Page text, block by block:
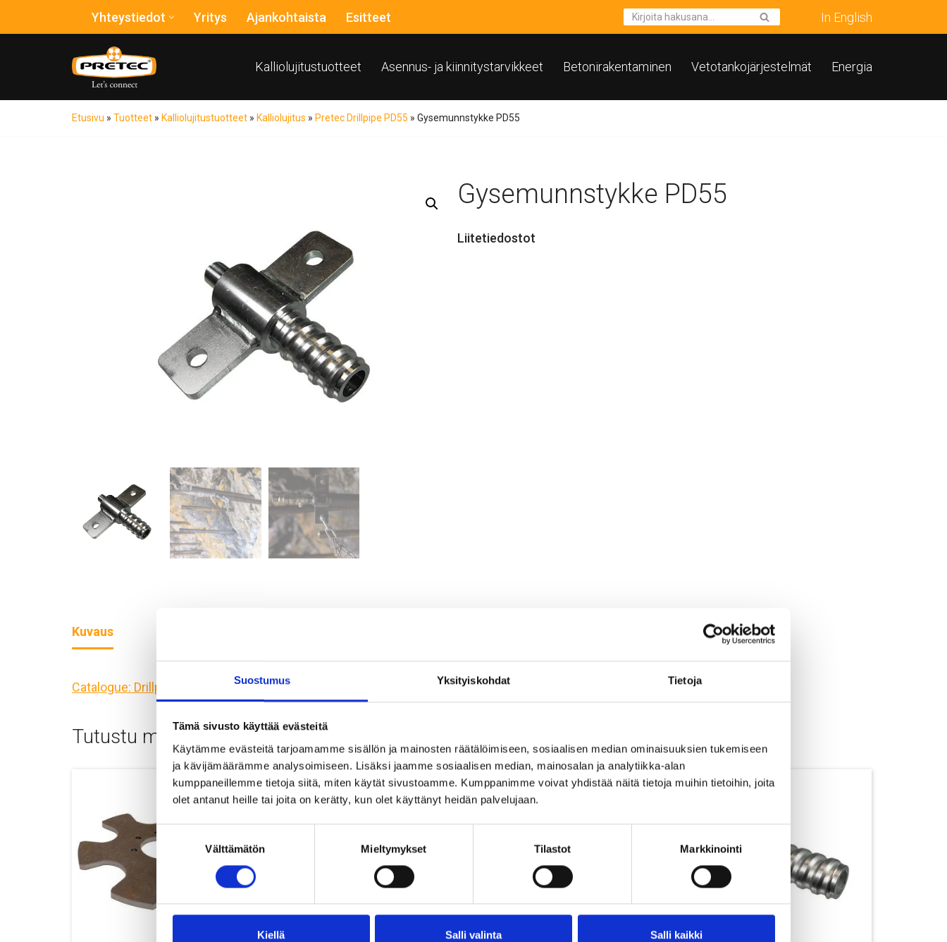
Suostumus Yksityiskohdat Tietoja
Tämä sivusto käyttää evästeitä
Käytämme evästeitä tarjoamamme sisällön ja mainosten räätälöimiseen, sosiaalisen median ominaisuuksien tukemiseen
ja kävijämäärämme analysoimiseen. Lisäksi jaamme sosiaalisen median, mainosalan ja analytiikka-alan
kumppaneillemme tietoja siitä, miten käytät sivustoamme. Kumppanimme voivat yhdistää näitä tietoja muihin tietoihin, joita
olet antanut heille tai joita on kerätty, kun olet käyttänyt heidän palvelujaan.
Suostumuksen
Välttämätön Mieltymykset Tilastot Markkinointi
Kiellä Salli valinta Salli kaikki
Yhteystiedot Yritys Ajankohtaista Esitteet In English
Kalliolujitustuotteet Asennus- ja kiinnitystarvikkeet Betonirakentaminen Vetotankojärjestelmät Energia
Etusivu » Tuotteet » Kalliolujitustuotteet » Kalliolujitus » Pretec Drillpipe PD55 » Gysemunnstykke PD55
Gysemunnstykke PD55
Liitetiedostot
Kuvaus
Catalogue: Drillpipe PD55 – English
Tutustu myös